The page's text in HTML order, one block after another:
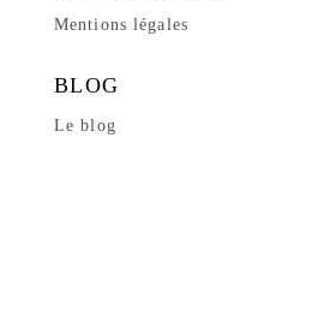
Mentions légales
BLOG
Le blog